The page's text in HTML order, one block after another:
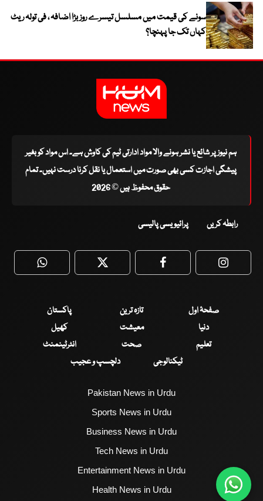
سونے کی قیمت میں مسلسل تیسرے روز بڑا اضافہ ، فی تولہ ریٹ
کہاں تک جا پہنچا؟
ہم نیوز پر شائع یا نشر ہونے والا مواد ادارتی ٹیم کی کاوش ہے۔ اس مواد کو بغیر
پیشگی اجازت کسی بھی صورت میں استعمال یا نقل کرنا درست نہیں۔ تمام
حقوق محفوظ ہیں © 2026
رابطہ کریں پرائیویسی پالیسی
WhatsApp Twitter Facebook
صفحۂ اول تازہ ترین
پاکستان
دنیا
معیشت
کھیل
تعلیم
صحت
انٹرٹینمنٹ
ٹیکنالوجی
دلچسپ و عجیب
Pakistan News in Urdu
Sports News in Urdu
Business News in Urdu
Tech News in Urdu
Entertainment News in Urdu
Health News in Urdu